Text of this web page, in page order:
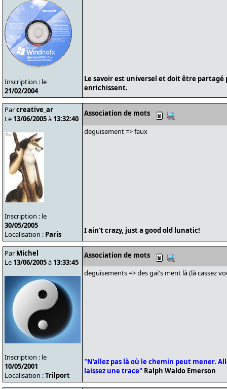
Inscription : le
21/02/2004
Le savoir est universel et doit être partagé
enrichissent.
Parcreative_ar
Le 13/06/2005à 13:32:40
Inscription : le
30/05/2005
Localisation : Paris
Association de mots
deguisement => faux
I ain't crazy, just a good old lunatic!
Par Michel
Le 13/06/2005à 13:33:45
Inscription : le
10/05/2001
Localisation :Trilport
Association de mots
deguisements => des gai's ment là (là cassez
"N'allez pas là où le chemin peut mener.
laissez une trace" Ralph Waldo Emerson